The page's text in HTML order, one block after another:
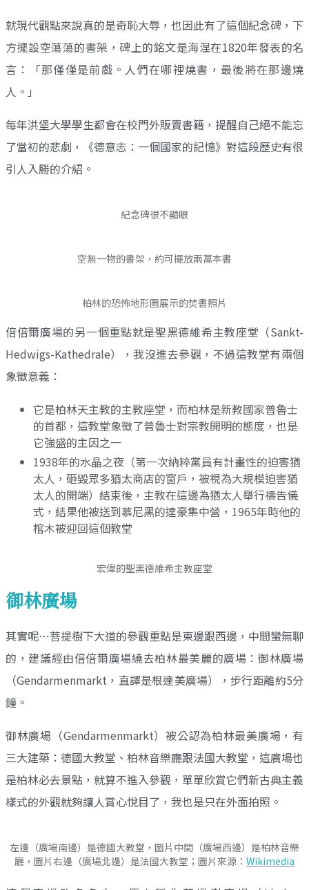
就現代觀點來說真的是奇恥大辱，也因此有了這個紀念碑，下
方擺設空蕩蕩的書架，碑上的銘文是海涅在1820年發表的名
言：「那僅僅是前戲。人們在哪裡燒書，最後將在那邊燒
人。」
每年洪堡大學學生都會在校門外販賣書籍，提醒自己絕不能忘
了當初的悲劇，《德意志：一個國家的記憶》對這段歷史有很
引人入勝的介紹。
紀念碑很不顯眼
空無一物的書架，約可擺放兩萬本書
柏林的恐怖地形圖展示的焚書照片
倍倍爾廣場的另一個重點就是聖黑德維希主教座堂（Sankt-
Hedwigs-Kathedrale），我沒進去參觀，不過這教堂有兩個
象徵意義：
它是柏林天主教的主教座堂，而柏林是新教國家普魯士
的首都，這教堂象徵了普魯士對宗教開明的態度，也是
它強盛的主因之一
1938年的水晶之夜（第一次納粹黨員有計畫性的迫害猶
太人，砸毀眾多猶太商店的窗戶，被視為大規模迫害猶
太人的開端）結束後，主教在這邊為猶太人舉行禱告儀
式，結果他被送到慕尼黑的達豪集中營，1965年時他的
棺木被迎回這個教堂
宏偉的聖黑德維希主教座堂
御林廣場
其實呢…菩提樹下大道的參觀重點是東邊跟西邊，中間蠻無聊
的，建議經由倍倍爾廣場繞去柏林最美麗的廣場：御林廣場
（Gendarmenmarkt，直譯是根達美廣場），步行距離約5分
鐘。
御林廣場（Gendarmenmarkt）被公認為柏林最美廣場，有
三大建築：德國大教堂、柏林音樂廳跟法國大教堂，這廣場也
是柏林必去景點，就算不進入參觀，單單欣賞它們新古典主義
樣式的外觀就夠讓人賞心悅目了，我也是只在外面拍照。
左邊（廣場南邊）是德國大教堂，圖片中間（廣場西邊）是柏林音樂
廳，圖片右邊（廣場北邊）是法國大教堂；圖片來源： Wikimedia